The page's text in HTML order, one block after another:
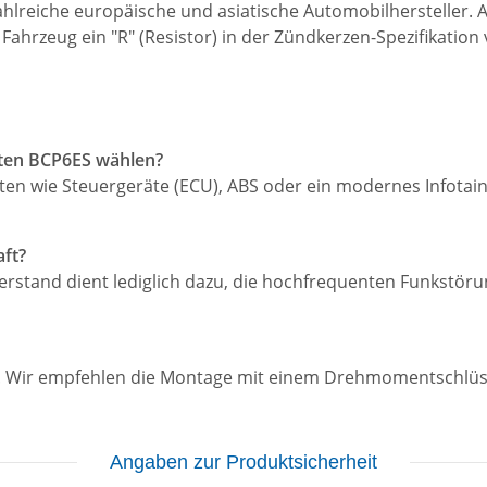
europäische und asiatische Automobilhersteller.
ein "R" (Resistor) in der Zündkerzen-
BCP6ES wählen?
wie Steuergeräte (ECU), ABS oder ein modernes
dient lediglich dazu, die hochfrequenten
Wir empfehlen die Montage mit einem
Angaben zur Produktsicherheit